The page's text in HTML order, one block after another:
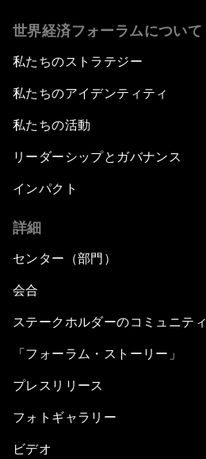
世界経済フォーラムについて
私たちのストラテジー
私たちのアイデンティティ
私たちの活動
リーダーシップとガバナンス
インパクト
詳細
センター（部門）
会合
ステークホルダーのコミュニティ
「フォーラム・ストーリー」
プレスリリース
フォトギャラリー
ビデオ